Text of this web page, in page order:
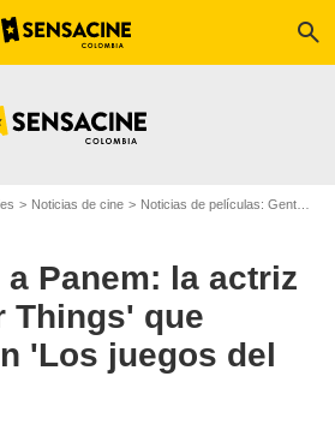
search
Noticias de cine Noticias de películas: Gente
Panem: la actriz
Things' que
'Los juegos del